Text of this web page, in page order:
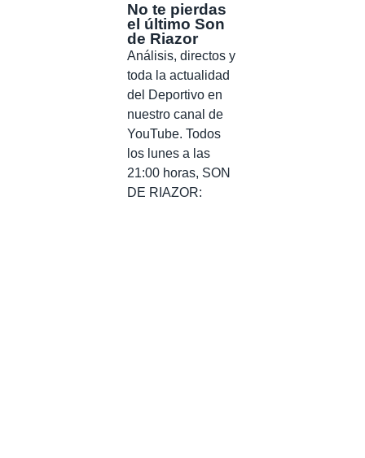
No te pierdas
el último Son
de Riazor
Análisis, directos y
toda la actualidad
del Deportivo en
nuestro canal de
YouTube. Todos
los lunes a las
21:00 horas, SON
DE RIAZOR: